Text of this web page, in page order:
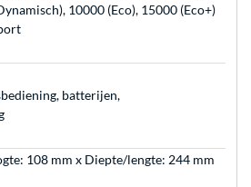
10000 (Eco), 15000 (Eco+)
batterijen,
108 mm x Diepte/lengte: 244 mm